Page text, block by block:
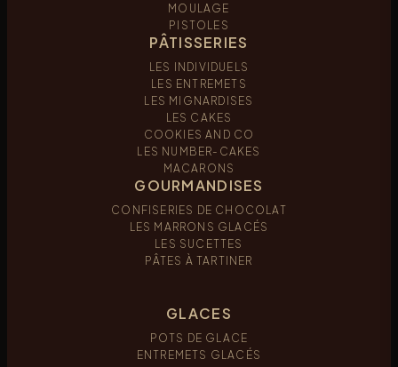
MOULAGE
PISTOLES
PÂTISSERIES
LES INDIVIDUELS
LES ENTREMETS
LES MIGNARDISES
LES CAKES
COOKIES AND CO
LES NUMBER-CAKES
MACARONS
GOURMANDISES
CONFISERIES DE CHOCOLAT
LES MARRONS GLACÉS
LES SUCETTES
PÂTES À TARTINER
GLACES
POTS DE GLACE
ENTREMETS GLACÉS